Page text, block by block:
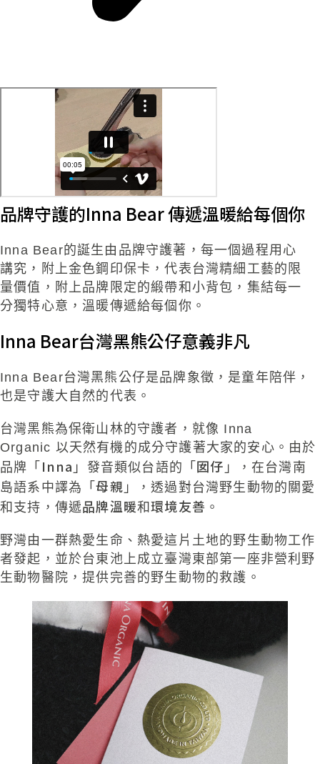
品牌守護的Inna Bear 傳遞溫暖給每個你 ​
Inna Bear的誕生由品牌守護著，每一個過程用心
講究，附上金色鋼印保卡，代表台灣精細工藝的限
量價值，附上品牌限定的緞帶和小背包，集結每一
分獨特心意，溫暖傳遞給每個你。
Inna Bear台灣黑熊公仔意義非凡​
Inna Bear台灣黑熊公仔是品牌象徵，是童年陪伴，
也是守護大自然的代表。
台灣黑熊為保衛山林的守護者，就像 Inna
Organic 以天然有機的成分守護著大家的安 心。由於
品牌「 Inna 」 發音類似台語的「 囡仔 」，在台灣南
島語系中譯為「母親 」，透過對台灣野生動物的關愛
和支持，傳遞品牌溫暖和環境友善 。
野灣由一群熱愛生命、熱愛這片土地的野生動物工作
者發起，並於台東池上成立臺灣東部第一座非營利野
生動物醫院，提供完善的野生動物的救護。